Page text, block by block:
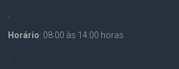
.
Horário: 08:00 às 14:00 horas
.